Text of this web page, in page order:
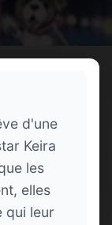
d'une
Keira
les
elles
qui leur